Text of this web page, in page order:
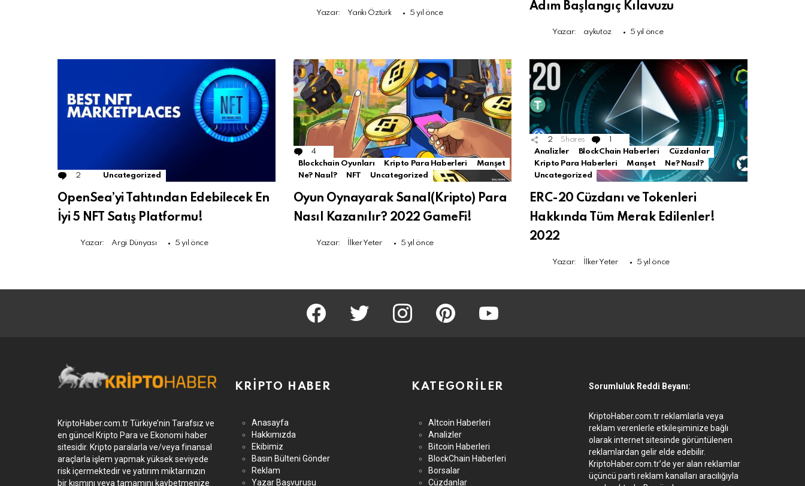
Yazar: Yankı Öztürk 5 yıl önce
Adım Başlangıç Kılavuzu
Yazar: aykutoz 5 yıl önce
2 Comments
Uncategorized
OpenSea’yi Tahtından Edebilecek En
İyi 5 NFT Satış Platformu!
Yazar: Argi Dünyası 5 yıl önce
4
Comments
Blockchain Oyunları
Kripto Para Haberleri
Manşet
Ne? Nasıl?
NFT Uncategorized
Oyun Oynayarak Sanal(Kripto) Para
Nasıl Kazanılır? 2022 GameFi!
Yazar: İlker Yeter 5 yıl önce
2 Shares
Comment
Analizler
BlockChain Haberleri
Cüzdanlar
Kripto Para Haberleri
Manşet
Ne? Nasıl?
Uncategorized
ERC-20 Cüzdanı ve Tokenleri
Hakkında Tüm Merak Edilenler!
2022
Yazar: İlker Yeter 5 yıl önce
KriptoHaber Facebook
KriptoHaber TwitterKriptoHaber Instagram
pinterest KriptoHaber Youtube
KriptoHaber.com.tr Türkiye’nin Tarafsız ve
en güncel Kripto Para ve Ekonomi haber
sitesidir. Kripto paralarla ve/veya finansal
araçlarla işlem yapmak yüksek seviyede
risk içermektedir ve yatırım miktarınızın
bir kısmını veya tamamını kaybetmenize
KRIPTO HABER
Anasayfa
Hakkımızda
Ekibimiz
Basın Bülteni Gönder
Reklam
Yazar Başvurusu
KATEGORILER
Altcoin Haberleri
Analizler
Bitcoin Haberleri
BlockChain Haberleri
Borsalar
Cüzdanlar
Sorumluluk Reddi Beyanı:
KriptoHaber.com.tr reklamlarla veya
reklam verenlerle etkileşiminize bağlı
olarak internet sitesinde görüntülenen
reklamlardan gelir elde edebilir.
KriptoHaber.com.tr’de yer alan reklamlar
üçüncü parti reklam kanalları aracılığıyla